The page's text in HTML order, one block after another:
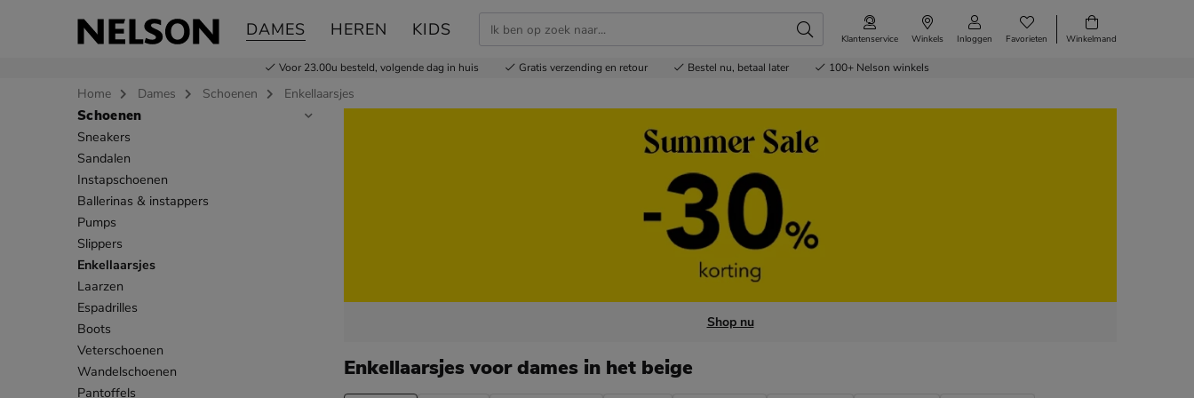
DAMES HEREN KIDS Klantenservice Winkels Inloggen Favorieten Winkelmand
Voor 23.00u besteld, volgende dag in huis Gratis verzending en retour Bestel nu, betaal later 100+ Nelson winkels
Home Dames Schoenen Enkellaarsjes
Sla categorieën over
Schoenen
Sneakers
Sandalen
Instapschoenen
Ballerinas & instappers
Pumps
Slippers
Enkellaarsjes
Laarzen
Espadrilles
Boots
Veterschoenen
Wandelschoenen
Pantoffels
Shop nu
Enkellaarsjes voor dames in het beige